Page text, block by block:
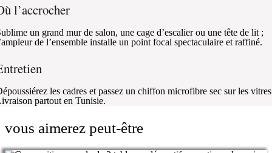
l’accrocher
un grand mur de salon, une cage d’escalier ou une tête de lit ;
de l’ensemble installe un point focal spectaculaire et raffiné.
les cadres et passez un chiffon microfibre sec sur les
partout en Tunisie.
vous aimerez peut-être